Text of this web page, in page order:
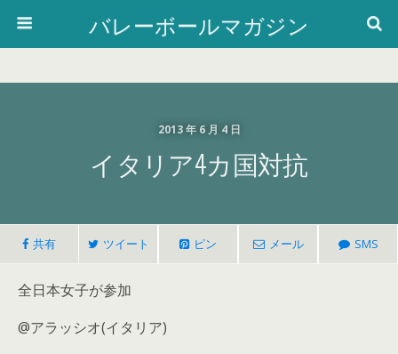
バレーボールマガジン
2013 年 6 月 4 日
イタリア4カ国対抗
共有 ツイート ピン メール SMS
全日本女子が参加
@アラッシオ(イタリア)